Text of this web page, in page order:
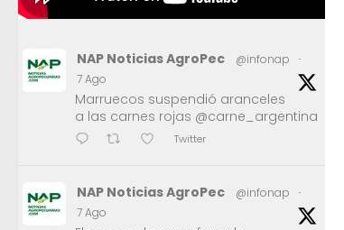
NAP Noticias AgroPec @infonap
·
7 Ago
Marruecos suspendió aranceles
a las carnes rojas @carne_argentina
Twitter
NAP Noticias AgroPec @infonap
·
7 Ago